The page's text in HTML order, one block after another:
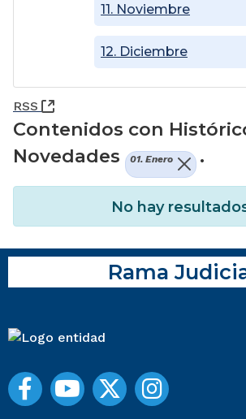
11. Noviembre
12. Diciembre
RSS (Abre una nueva ventana)
Contenidos con
Novedades
01. Enero .
No hay
Rama